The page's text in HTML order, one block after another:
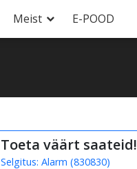
Meist E-POOD
Toeta väärt saateid!
Selgitus: Alarm (830830)